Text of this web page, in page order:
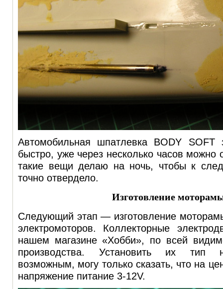
Автомобильная шпатлевка BODY SOFT
быстро, уже через несколько часов можно
такие вещи делаю на ночь, чтобы к
точно отвердело.
Изготовление
Следующий этап — изготовление
электромоторов. Коллекторные
нашем магазине «Хобби», по всей
производства. Установить их тип
возможным, могу только сказать, что на
напряжение питание 3-12V.